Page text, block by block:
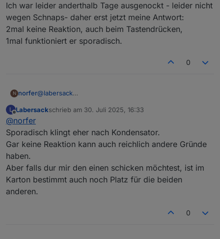
Ich war leider anderthalb Tage ausgenockt - leider nicht
wegen Schnaps- daher erst jetzt meine Antwort:
2mal keine Reaktion, auch beim Tastendrücken,
1mal funktioniert er sporadisch.
0
N norfer@labersack
wegen Schnaps- daher erst jetzt meine Antwort:
1mal funktioniert er sporadisch.
L
Offline
Labersackschrieb am 30. Juli 2025, 16:33
zuletzt editiert von
@norfer
Sporadisch klingt eher nach Kondensator.
Gar keine Reaktion kann auch reichlich andere Gründe
haben.
Aber falls dur mir den einen schicken möchtest, ist im
Karton bestimmt auch noch Platz für die beiden
anderen.
0